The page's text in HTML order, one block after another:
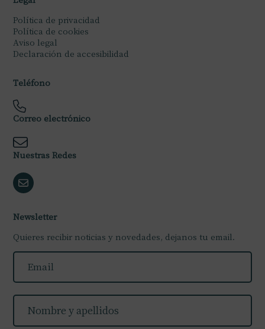
Política de privacidad
Política de cookies
Aviso legal
Declaración de accesibilidad
Teléfono
Correo electrónico
Nuestras Redes
Newsletter
Quieres recibir noticias y novedades, dejanos tu email.